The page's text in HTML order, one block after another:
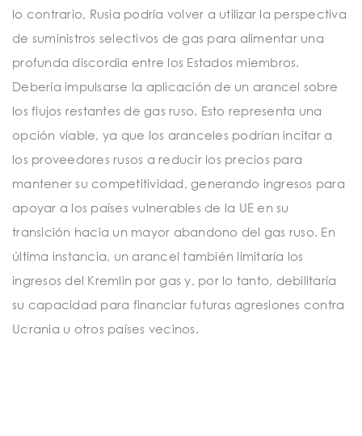
lo contrario, Rusia podría volver a utilizar la perspectiva
de suministros selectivos de gas para alimentar una
profunda discordia entre los Estados miembros.
Debería impulsarse la aplicación de un arancel sobre
los flujos restantes de gas ruso. Esto representa una
opción viable, ya que los aranceles podrían incitar a
los proveedores rusos a reducir los precios para
mantener su competitividad, generando ingresos para
apoyar a los países vulnerables de la UE en su
transición hacia un mayor abandono del gas ruso. En
última instancia, un arancel también limitaría los
ingresos del Kremlin por gas y, por lo tanto, debilitaría
su capacidad para financiar futuras agresiones contra
Ucrania u otros países vecinos.